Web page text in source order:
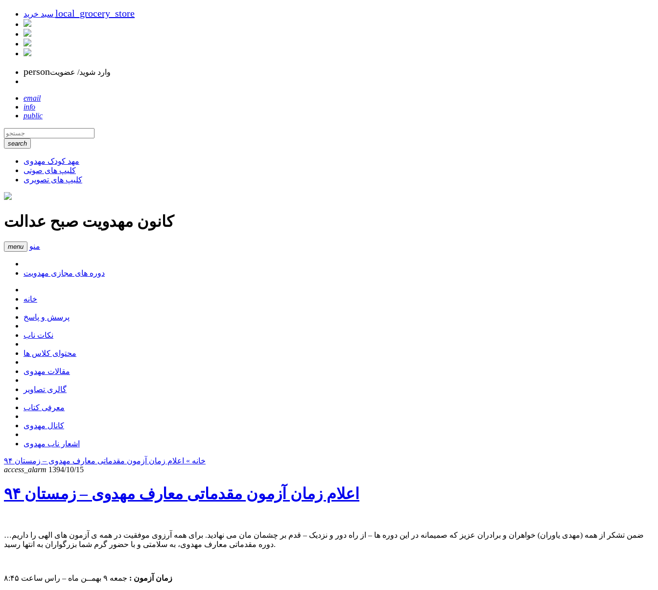
local_grocery_store
personوارد شوید/ عضویت
email
info
public
search
مهد کودک مهدوی
کلیپ های صوتی
کلیپ های تصویری
کانون مهدویت صبح عدالت
menu منو
دوره های مجازی مهدویت
خانه
پرسش و پاسخ
نکات ناب
محتوای کلاس ها
مقالات مهدوی
گالری تصاویر
معرفی کتاب
کانال مهدوی
اشعار ناب مهدوی
خانه » اعلام زمان آزمون مقدماتی معارف مهدوی – زمستان ۹۴
access_alarm 1394/10/15
اعلام زمان آزمون مقدماتی معارف مهدوی – زمستان ۹۴
ضمن تشکر از همه (مهدی یاوران) خواهران و برادران عزیز که صمیمانه در این دوره ها – از راه دور و نزدیک – قدم بر چشمان مان می نهادید. برای همه آرزوی موفقیت در همه ی آزمون های الهی را داریم…
دوره مقدماتی معارف مهدوی، به سلامتی و با حضور گرم شما بزرگواران به انتها رسید.
زمان آزمون : جمعه ۹ بهمــن ماه – راس ساعت ۸:۴۵